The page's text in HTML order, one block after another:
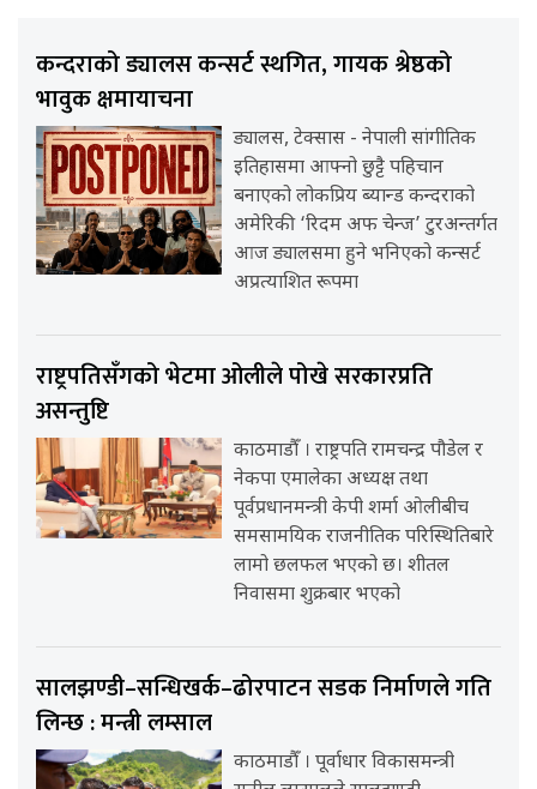
कन्दराको ड्यालस कन्सर्ट स्थगित, गायक श्रेष्ठको
भावुक क्षमायाचना
ड्यालस, टेक्सास - नेपाली सांगीतिक
इतिहासमा आफ्नो छुट्टै पहिचान
बनाएको लोकप्रिय ब्यान्ड कन्दराको
अमेरिकी ‘रिदम अफ चेन्ज’ टुरअन्तर्गत
आज ड्यालसमा हुने भनिएको कन्सर्ट
अप्रत्याशित रूपमा
राष्ट्रपतिसँगको भेटमा ओलीले पोखे सरकारप्रति
असन्तुष्टि
काठमाडौँ । राष्ट्रपति रामचन्द्र पौडेल र
नेकपा एमालेका अध्यक्ष तथा
पूर्वप्रधानमन्त्री केपी शर्मा ओलीबीच
समसामयिक राजनीतिक परिस्थितिबारे
लामो छलफल भएको छ। शीतल
निवासमा शुक्रबार भएको
सालझण्डी–सन्धिखर्क–ढोरपाटन सडक निर्माणले गति
लिन्छ : मन्त्री लम्साल
काठमाडौँ । पूर्वाधार विकासमन्त्री